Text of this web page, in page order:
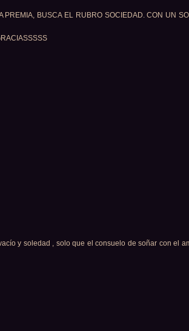
PREMIA, BUSCA EL RUBRO SOCIEDAD. CON UN
y soledad , solo que el consuelo de soñar con el